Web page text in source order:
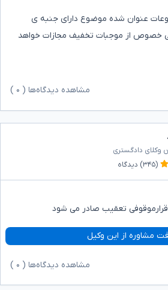
عنوان شده موضوع دارای جنبه ی
خصوص از موجبات تخفیف مجازات خواهد
مشاهده دیدگاه‌ها ( ۰
وکلای دادگستری
(۳۴۵) دیدگاه
تعقیب صادر می شود
مشاوره از این وکیل
مشاهده دیدگاه‌ها ( ۰